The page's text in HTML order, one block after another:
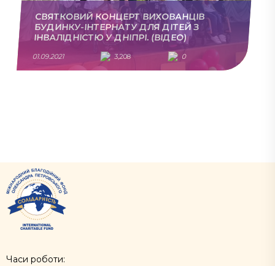
СВЯТКОВИЙ КОНЦЕРТ ВИХОВАНЦІВ
БУДИНКУ-ІНТЕРНАТУ ДЛЯ ДІТЕЙ З
ІНВАЛІДНІСТЮ У ДНІПРІ. (ВІДЕО)
01.09.2021 3,208 0
Часи роботи: